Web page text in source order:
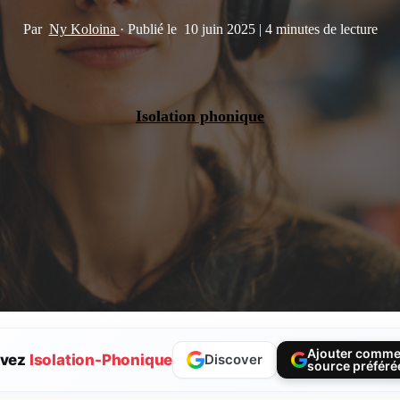
Par Ny Koloina· Publié le 10 juin 2025 | 4 minutes de lecture
Isolation phonique
Isolation-Phonique Discover
Ajouter comme
source